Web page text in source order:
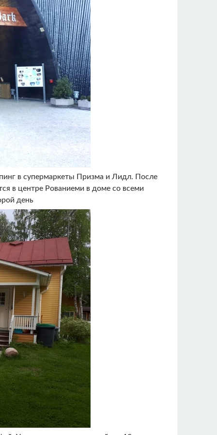
в супермаркеты Призма и Лидл. После
в центре Рованиеми в доме со всеми
день